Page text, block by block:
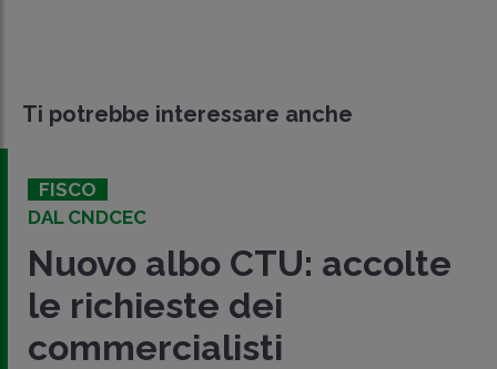
Ti potrebbe interessare anche
FISCO
DAL CNDCEC
Nuovo albo CTU: accolte
le richieste dei
commercialisti